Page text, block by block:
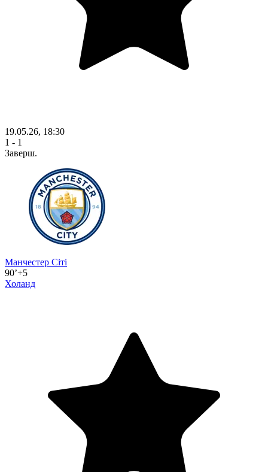
19.05.26, 18:30
1 - 1
Заверш.
Манчестер Сіті
90’+5
Холанд